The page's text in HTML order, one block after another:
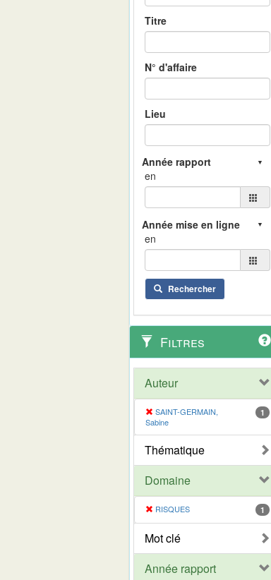
Titre
N° d'affaire
Lieu
en
en
Rechercher
Filtres
Auteur
SAINT-GERMAIN,
Sabine
1
Thématique
Domaine
RISQUES 1
Mot clé
Année rapport